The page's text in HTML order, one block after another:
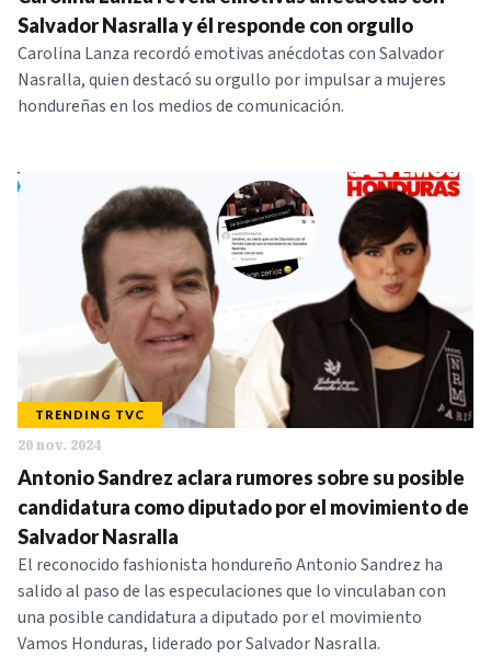
NOTICIAS
SERIES
Salvador Nasralla y él responde con orgullo
Carolina Lanza recordó emotivas anécdotas con Salvador
Nasralla, quien destacó su orgullo por impulsar a mujeres
hondureñas en los medios de comunicación.
TRENDING TVC
20 nov. 2024
Antonio Sandrez aclara rumores sobre su posible
candidatura como diputado por el movimiento de
Salvador Nasralla
El reconocido fashionista hondureño Antonio Sandrez ha
salido al paso de las especulaciones que lo vinculaban con
una posible candidatura a diputado por el movimiento
Vamos Honduras, liderado por Salvador Nasralla.